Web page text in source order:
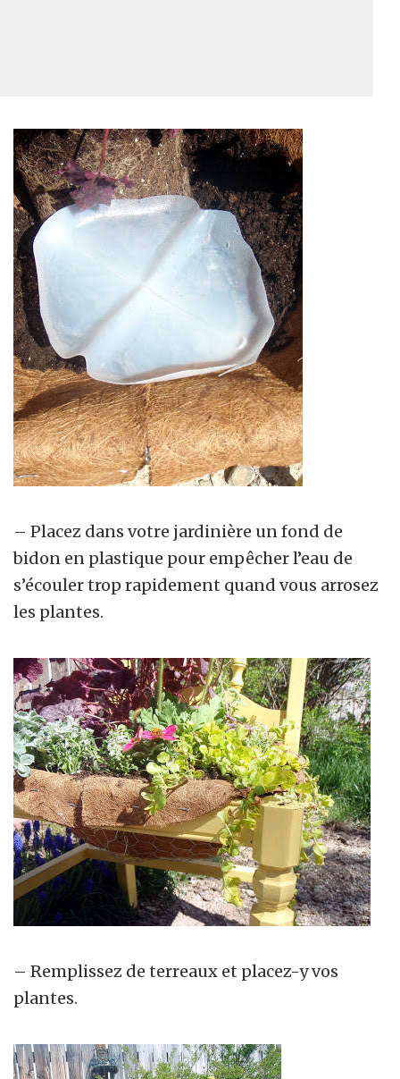
– Placez dans votre jardinière un fond de
bidon en plastique pour empêcher l’eau de
s’écouler trop rapidement quand vous arrosez
les plantes.
– Remplissez de terreaux et placez-y vos
plantes.